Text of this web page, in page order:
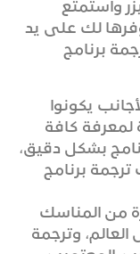
واستمتع
لك على يد
برنامج
يكونوا
لمعرفة كافة
بشكل دقيق،
ترجمة برنامج
من المناسك
وترجمة